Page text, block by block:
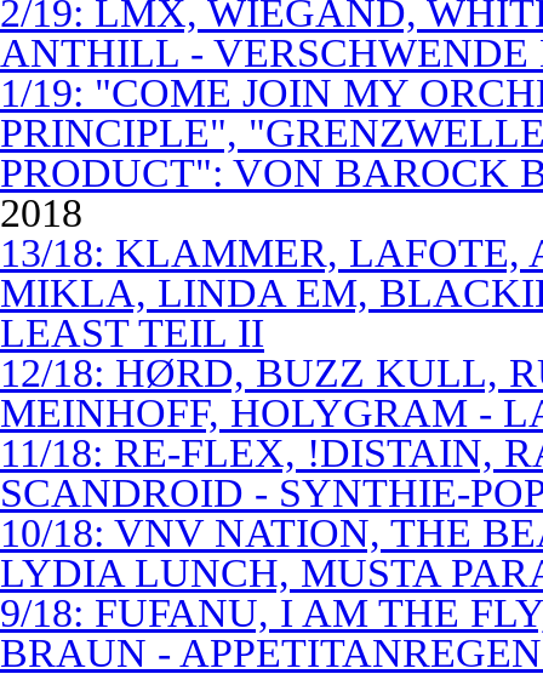
2/19: LMX, WIEGAND,
ANTHILL -
1/19: "COME JOIN MY
PRINCIPLE",
PRODUCT": VON BAROCK
2018
13/18: KLAMMER,
MIKLA, LINDA EM,
LEAST TEIL II
12/18: HØRD, BUZZ KULL,
MEINHOFF, HOLYGRAM -
11/18: RE-FLEX, !DISTAIN,
SCANDROID - SYNTHIE-
10/18: VNV NATION, THE
LYDIA LUNCH, MUSTA
9/18: FUFANU, I AM THE
BRAUN -